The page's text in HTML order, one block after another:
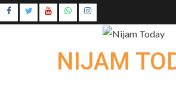
Skip
to
Instagram
NIJAM